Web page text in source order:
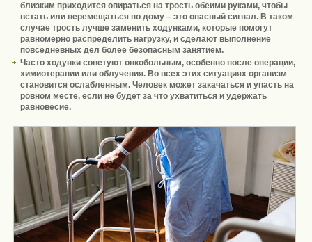
близким приходится опираться на трость обеими руками, чтобы
встать или перемещаться по дому – это опасный сигнал. В таком
случае трость лучше заменить ходунками, которые помогут
равномерно распределить нагрузку, и сделают выполнение
повседневных дел более безопасным занятием.
Часто ходунки советуют онкобольным, особенно после операции,
химиотерапии или облучения. Во всех этих ситуациях организм
становится ослабленным. Человек может закачаться и упасть на
ровном месте, если не будет за что ухватиться и удержать
равновесие.